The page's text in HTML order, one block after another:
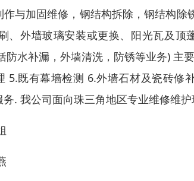
作与加固维修，钢结构拆除，钢结构
、外墙玻璃安装或更换、阳光瓦及
防水补漏，外墙清洗，防锈等业务) 主
5.既有幕墙检测 6.外墙石材及瓷砖修
. 我公司面向珠三角地区专业维修维护